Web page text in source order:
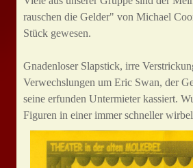
rauschen die Gelder" von Michael
Stück gewesen.
Gnadenloser Slapstick, irre
Verwechslungen um Eric Swan, der
seine erfunden Untermieter kassiert.
Figuren in einer immer schneller